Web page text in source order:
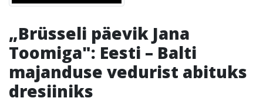
„Brüsseli päevik Jana
Toomiga": Eesti – Balti
majanduse vedurist abituks
dresiiniks